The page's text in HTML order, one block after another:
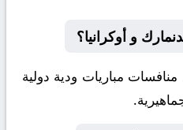
و أوكرانيا؟
مباريات ودية دولية